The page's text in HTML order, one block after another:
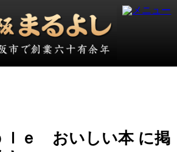
ｌｅ おいしい本 に掲